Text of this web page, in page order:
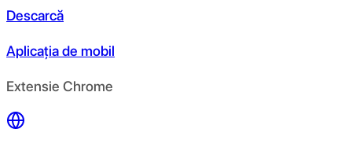
Descarcă
Aplicația de mobil
Extensie Chrome